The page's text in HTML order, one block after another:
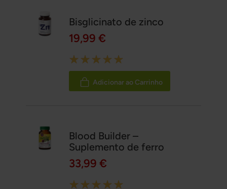
Bisglicinato de zinco
19,99 €
Rating:
100%
Adicionar ao Carrinho
Blood Builder –
Suplemento de ferro
33,99 €
Rating: